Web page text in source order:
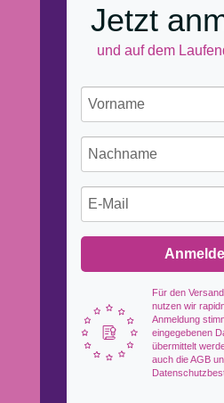
Jetzt
und auf dem
Für den
nutzen wir
Anmeldung
eingegebenen
übermittelt
auch die AGB